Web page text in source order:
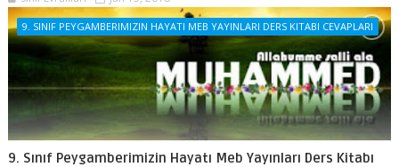
9. SINIF PEYGAMBERIMIZIN HAYATI MEB YAYINLARI DERS KITABI CEVAPLARI
9. Sınıf Peygamberimizin Hayatı Meb Yayınları Ders Kitabı